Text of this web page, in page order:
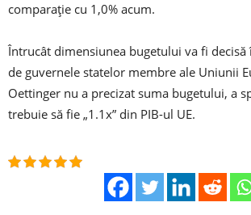
comparație cu 1,0% acum.
Întrucât dimensiunea bugetului va fi
de guvernele statelor membre ale Uniunii
Oettinger nu a precizat suma bugetului, a
trebuie să fie „1.1x” din PIB-ul UE.